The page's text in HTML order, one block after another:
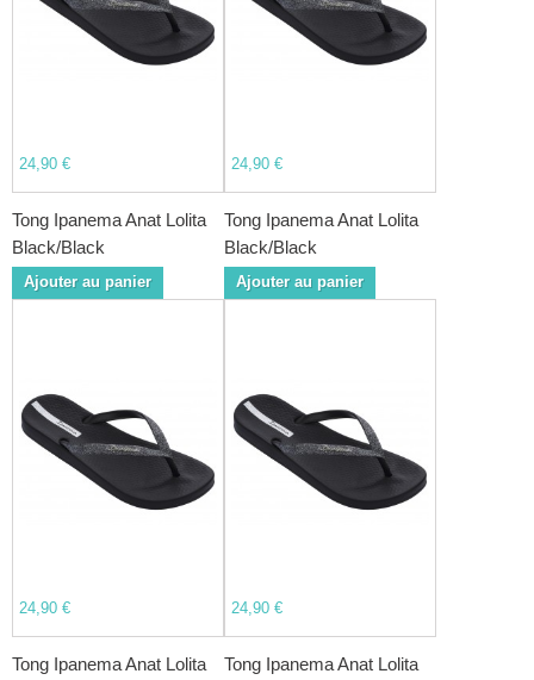
24,90 €
Tong Ipanema Anat Lolita
Black/Black
Ajouter au panier
24,90 €
Tong Ipanema Anat Lolita
Black/Black
Ajouter au panier
24,90 €
Tong Ipanema Anat Lolita
24,90 €
Tong Ipanema Anat Lolita